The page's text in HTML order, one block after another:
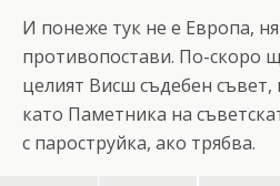
И понеже тук не е Европа,
противопостави. По-скоро
целият Висш съдебен
като Паметника на
с пароструйка, ако трябва.